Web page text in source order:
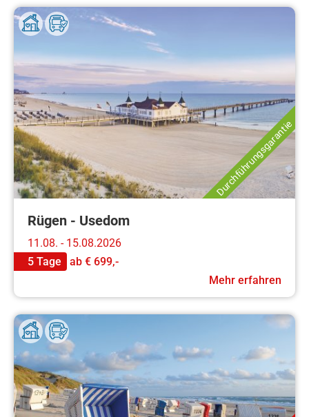
Durchführungsgarantie
Rügen - Usedom
11.08. - 15.08.2026
5 Tage
ab € 699,-
Mehr erfahren